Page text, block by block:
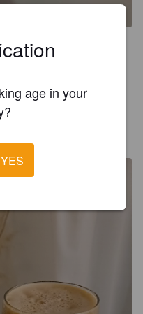
age in your
YES